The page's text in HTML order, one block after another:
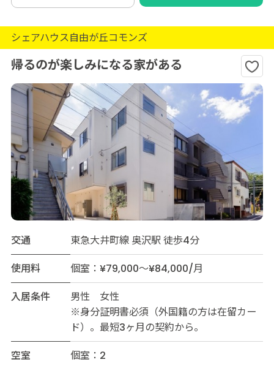
シェアハウス自由が丘コモンズ
帰るのが楽しみになる家がある
交通
東急大井町線 奥沢駅 徒歩4分
使用料
個室：¥79,000～¥84,000/月
入居条件
男性 女性
※身分証明書必須（外国籍の方は在留カー
ド）。最短3ヶ月の契約から。
空室
個室：2